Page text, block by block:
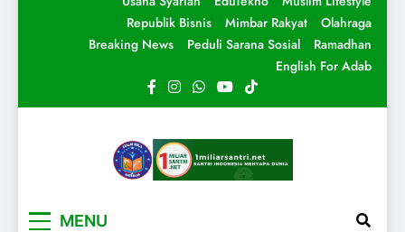
Republik Bisnis
Mimbar Rakyat
Olahraga
Breaking News
Peduli Sarana Sosial
Ramadhan
English For Adab
MENU